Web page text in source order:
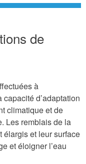
de
à
capacité d’adaptation
climatique et de
Les remblais de la
élargis et leur surface
et éloigner l’eau